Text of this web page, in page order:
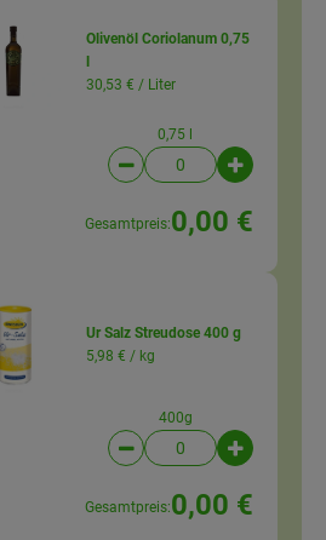
Olivenöl Coriolanum 0,75
l
30,53 € / Liter
0,75 l
Artikelanzahl
Gesamtpreis:0,00 €
Ur Salz Streudose 400 g
5,98 € / kg
400g
Artikelanzahl
Gesamtpreis:0,00 €